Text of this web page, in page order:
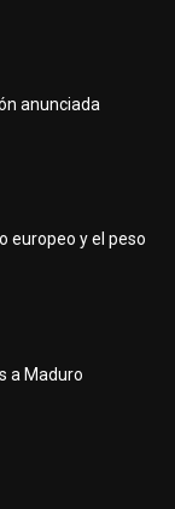
anunciada
europeo y el peso
a Maduro